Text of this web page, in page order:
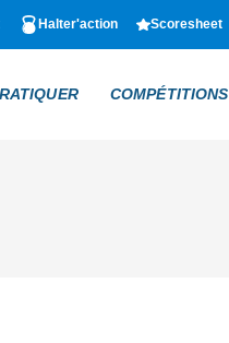
Halter'action Scoresheet
COMPÉTITIONS